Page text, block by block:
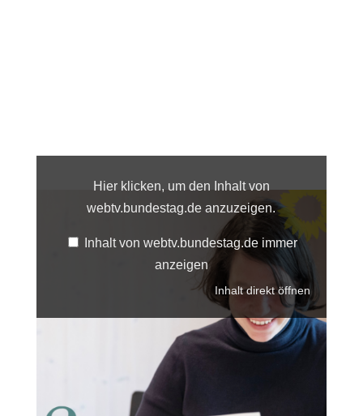
webtv.bundestag.deHier klicken, um den Inhalt von
webtv.bundestag.de anzuzeigen.
Inhalt von webtv.bundestag.de immer
anzeigen
Inhalt direkt öffnen